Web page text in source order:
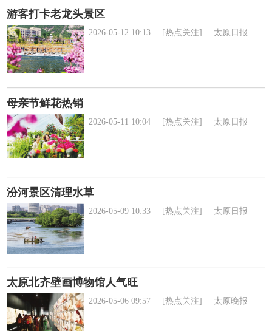
游客打卡老龙头景区
2026-05-12 10:13 [热点关注] 太原日报
母亲节鲜花热销
2026-05-11 10:04 [热点关注] 太原日报
汾河景区清理水草
2026-05-09 10:33 [热点关注] 太原日报
太原北齐壁画博物馆人气旺
2026-05-06 09:57 [热点关注] 太原晚报